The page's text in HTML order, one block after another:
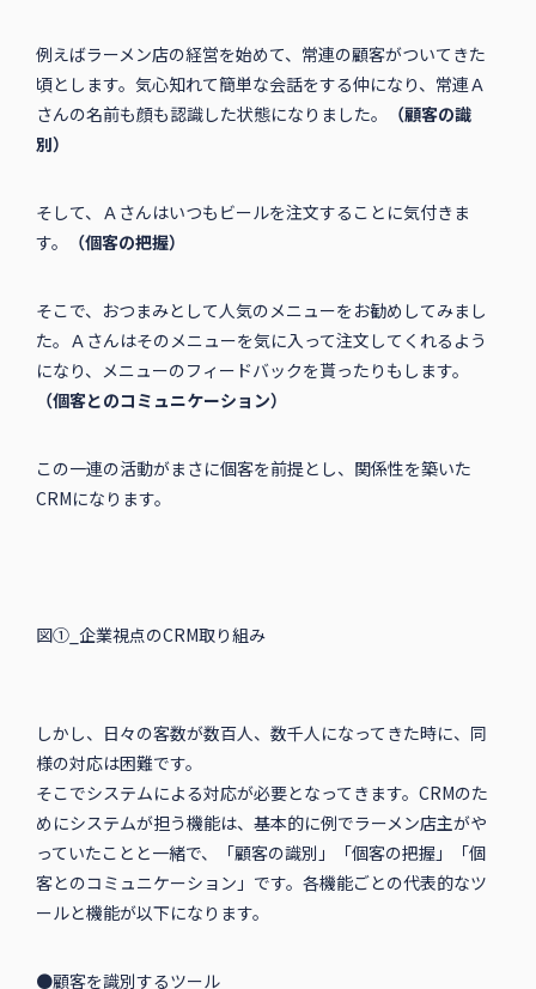
例えばラーメン店の経営を始めて、常連の顧客がついてきた
頃とします。気心知れて簡単な会話をする仲になり、常連Ａ
さんの名前も顔も認識した状態になりました。
（顧客の識
別）
そして、Ａさんはいつもビールを注文することに気付きま
す。
（個客の把握）
そこで、おつまみとして人気のメニューをお勧めしてみまし
た。Ａさんはそのメニューを気に入って注文してくれるよう
になり、メニューのフィードバックを貰ったりもします。
（個客とのコミュニケーション）
この一連の活動がまさに個客を前提とし、関係性を築いた
CRMになります。
図①_企業視点のCRM取り組み
しかし、日々の客数が数百人、数千人になってきた時に、同
様の対応は困難です。
そこでシステムによる対応が必要となってきます。CRMのた
めにシステムが担う機能は、基本的に例でラーメン店主がや
っていたことと一緒で、「顧客の識別」「個客の把握」「個
客とのコミュニケーション」です。各機能ごとの代表的なツ
ールと機能が以下になります。
●顧客を識別するツール